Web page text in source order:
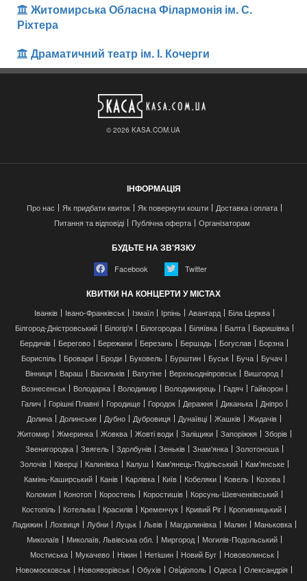
Житомирська Обласна Філармонія ім. С.
Ріхтера
Драматичний театр ім. І. Кочерги
© 2026 KASA.COM.UA
ІНФОРМАЦІЯ
Про нас Як придбати квиток Як повернути кошти
Доставка і оплата
Питання та відповіді
Публічна оферта Організаторам
БУДЬТЕ НА ЗВ'ЯЗКУ
Facebook Twitter
КВИТКИ НА КОНЦЕРТИ У МІСТАХ
Іванків Івано-Франківськ Ізмаїл Ірпінь Авангард
Біла Церква
Білгород-Дністровський
Білогір'я Білогородка Біляївка Балта
Баришівка
Бердичів
Берегово Бережани Березань Бершадь Богуслав
Борзна
Бориспіль
Бровари Броди Буковель Бурштин Буськ Буча
Бучач
Вінниця
Вараш Васильків Ватутіне Верхньодніпровськ
Вишгород
Вознесенськ
Володарка Володимир Володимирець Гадяч
Гайворон
Галич
Горішні Плавні Городище Городок Деражня Диканька
Дніпро
Долина
Долинське Дубно Дубровиця Дунаївці Жашків
Жидачів
Житомир
Жмеринка Жовква Жовті води Заліщики Запоріжжя
Зборів
Звенигородка
Звягель Здолбунів Зеньків Знам'янка
Золотоноша
Золочів
Ківерці Калинівка Калуш Кам'янець-Подільський
Кам'янське
Камінь-Каширський
Канів Карлівка Київ Кобеляки Ковель
Козова
Коломия
Конотоп Коростень Коростишів
Корсунь-Шевченківський
Костопіль
Котельва Красилів Кременчук Кривий Ріг
Кропивницький
Ладижин
Лохвиця Лубни Луцьк Львів Магдалинівка Малин
Маньковка
Миколаїв
Миколаїв, Львівська обл. Миргород
Могилів-Подольський
Мостиська
Мукачево Ніжин Нетішин Новий Буг
Нововолинськ
Новомосковськ
Новояворівськ Обухів Ові́діополь Одеса
Олександрія